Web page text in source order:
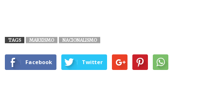
TAGS MARXISMO NACIONALISMO
Facebook Twitter